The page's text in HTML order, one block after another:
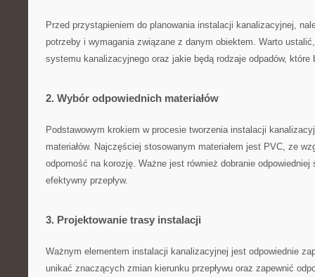
Przed ⁢przystąpieniem do planowania instalacji ​kanalizacyjnej,
⁤potrzeby i wymagania związane z danym ‍obiektem. Warto
systemu kanalizacyjnego oraz jakie będą‍ rodzaje odpadów, które
2. Wybór odpowiednich ⁢materiałów
Podstawowym krokiem w procesie tworzenia instalacji
materiałów. Najczęściej ⁢stosowanym materiałem jest PVC, ze
⁣odporność na ⁢korozję. Ważne ⁣jest również dobranie odpowiedniej
efektywny przepływ.
3.⁣ Projektowanie trasy⁢ instalacji
Ważnym⁣ elementem instalacji​ kanalizacyjnej jest odpowiednie
unikać⁣ znaczących zmian kierunku przepływu oraz zapewnić⁢